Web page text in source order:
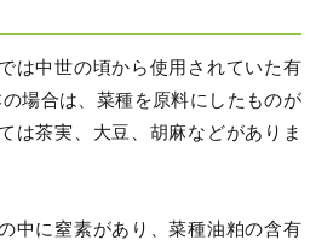
は中世の頃から使用されていた有
場合は、菜種を原料にしたものが
は茶実、大豆、胡麻などがありま
中に窒素があり、菜種油粕の含有